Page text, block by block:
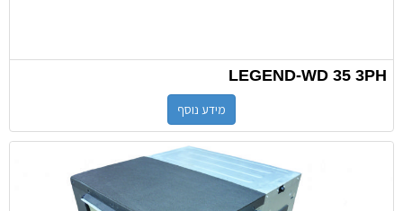
LEGEND-WD 35 3PH
מידע נוסף